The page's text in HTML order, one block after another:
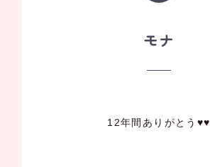
モナ
12年間ありがとう♥♥